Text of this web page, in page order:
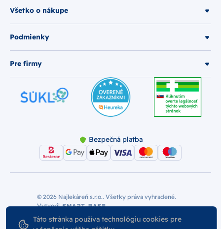
Všetko o nákupe
Podmienky
Pre firmy
Bezpečná platba
© 2026 Najlekáreň s.r.o.. Všetky práva vyhradené.
Vytvoril
Nastavenie Cookies
Podmienky používania
Odstúpiť od zmluvy
Táto stránka používa technológiu cookies pre